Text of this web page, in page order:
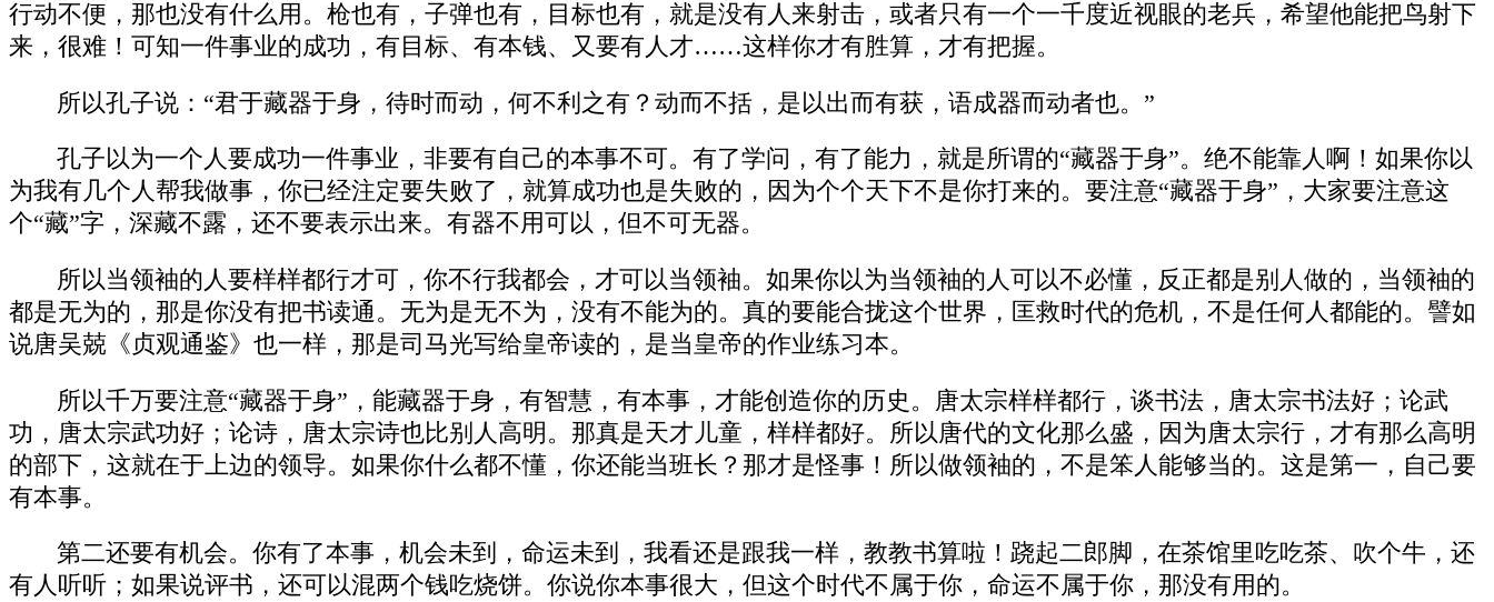
行动不便，那也没有什么用。枪也有，子弹也有，目标也有，就是没有人来射击，或者只有一个一千度近视眼的老兵，希望他能把鸟射下
来，很难！可知一件事业的成功，有目标、有本钱、又要有人才……这样你才有胜算，才有把握。
所以孔子说：“君于藏器于身，待时而动，何不利之有？动而不括，是以出而有获，语成器而动者也。”
孔子以为一个人要成功一件事业，非要有自己的本事不可。有了学问，有了能力，就是所谓的“藏器于身”。绝不能靠人啊！如果你以
为我有几个人帮我做事，你已经注定要失败了，就算成功也是失败的，因为个个天下不是你打来的。要注意“藏器于身”，大家要注意这
个“藏”字，深藏不露，还不要表示出来。有器不用可以，但不可无器。
所以当领袖的人要样样都行才可，你不行我都会，才可以当领袖。如果你以为当领袖的人可以不必懂，反正都是别人做的，当领袖的
都是无为的，那是你没有把书读通。无为是无不为，没有不能为的。真的要能合拢这个世界，匡救时代的危机，不是任何人都能的。譬如
说唐吴兢《贞观通鉴》也一样，那是司马光写给皇帝读的，是当皇帝的作业练习本。
所以千万要注意“藏器于身”，能藏器于身，有智慧，有本事，才能创造你的历史。唐太宗样样都行，谈书法，唐太宗书法好；论武
功，唐太宗武功好；论诗，唐太宗诗也比别人高明。那真是天才儿童，样样都好。所以唐代的文化那么盛，因为唐太宗行，才有那么高明
的部下，这就在于上边的领导。如果你什么都不懂，你还能当班长？那才是怪事！所以做领袖的，不是笨人能够当的。这是第一，自己要
有本事。
第二还要有机会。你有了本事，机会未到，命运未到，我看还是跟我一样，教教书算啦！跷起二郎脚，在茶馆里吃吃茶、吹个牛，还
有人听听；如果说评书，还可以混两个钱吃烧饼。你说你本事很大，但这个时代不属于你，命运不属于你，那没有用的。